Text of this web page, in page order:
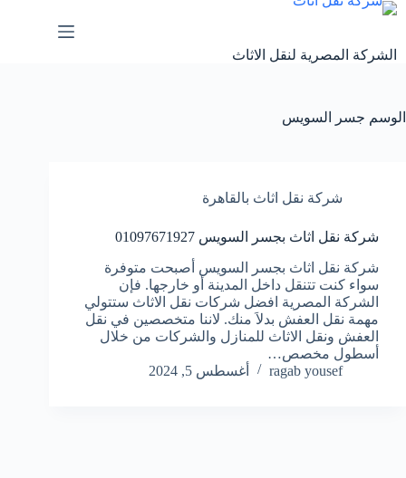
التجاوز
الشركة المصرية لنقل الاثاث
الوسم جسر السويس
شركة نقل اثاث بالقاهرة
شركة نقل اثاث بجسر السويس 01097671927
شركة نقل اثاث بجسر السويس أصبحت متوفرة
سواء كنت تتنقل داخل المدينة أو خارجها. فإن
الشركة المصرية افضل شركات نقل الاثاث ستتولي
مهمة نقل العفش بدلاَ منك. لاننا متخصصين في نقل
العفش ونقل الاثاث للمنازل والشركات من خلال
أسطول مخصص…
ragab yousef
أغسطس 5, 2024